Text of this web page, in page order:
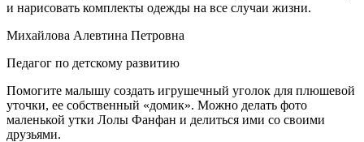
и нарисовать комплекты одежды на все случаи жизни.
Михайлова Алевтина Петровна
Педагог по детскому развитию
Помогите малышу создать игрушечный уголок для плюшевой
уточки, ее собственный «домик». Можно делать фото
маленькой утки Лолы Фанфан и делиться ими со своими
друзьями.